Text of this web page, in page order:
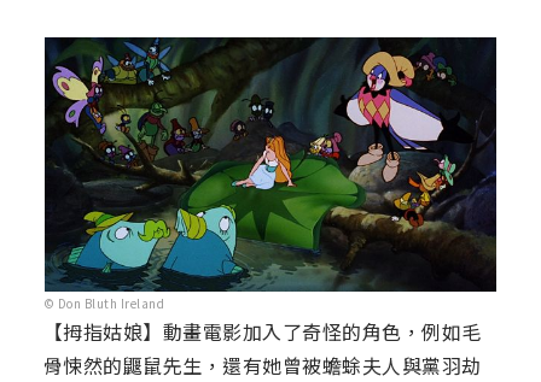
© Don Bluth Ireland
【拇指姑娘】動畫電影加入了奇怪的角色，例如毛
骨悚然的鼴鼠先生，還有她曾被蟾蜍夫人與黨羽劫